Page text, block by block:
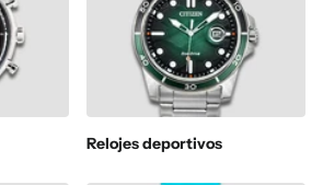
Relojes deportivos